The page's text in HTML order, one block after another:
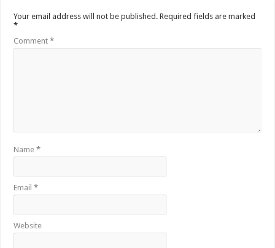
Your email address will not be published. Required fields are marked
*
Comment*
Name*
Email*
Website